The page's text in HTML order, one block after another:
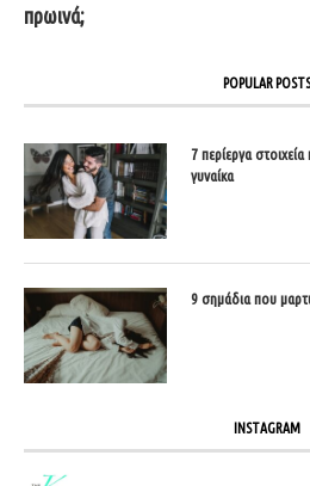
πρωινά;
POPULAR POSTS
7 περίεργα
γυναίκα
9 σημάδια που
INSTAGRAM